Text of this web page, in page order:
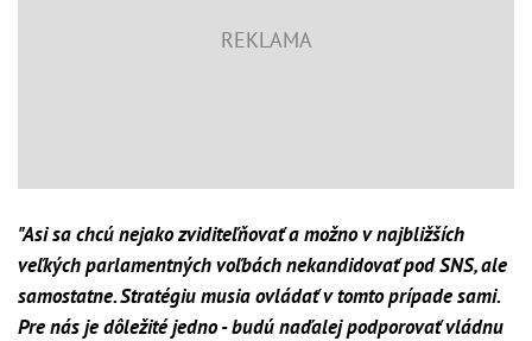
"Asi sa chcú nejako zviditeľňovať a možno v najbližších
veľkých parlamentných voľbách nekandidovať pod SNS, ale
samostatne. Stratégiu musia ovládať v tomto prípade sami.
Pre nás je dôležité jedno - budú naďalej podporovať vládnu